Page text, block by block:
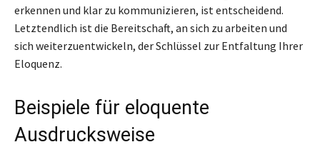
erkennen und klar zu kommunizieren, ist entscheidend.
Letztendlich ist die Bereitschaft, an sich zu arbeiten und
sich weiterzuentwickeln, der Schlüssel zur Entfaltung Ihrer
Eloquenz.
Beispiele für eloquente
Ausdrucksweise